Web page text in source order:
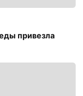
привезла